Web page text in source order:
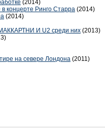
(2014)
концерте Ринго Старра (2014)
(2014)
И U2 среди них (2013)
на севере Лондона (2011)